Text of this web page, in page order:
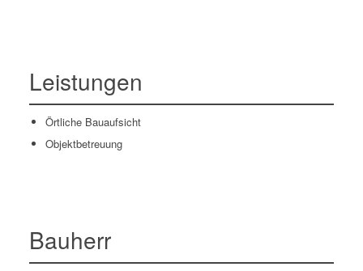
Leistungen
Örtliche Bauaufsicht
Objektbetreuung
Bauherr